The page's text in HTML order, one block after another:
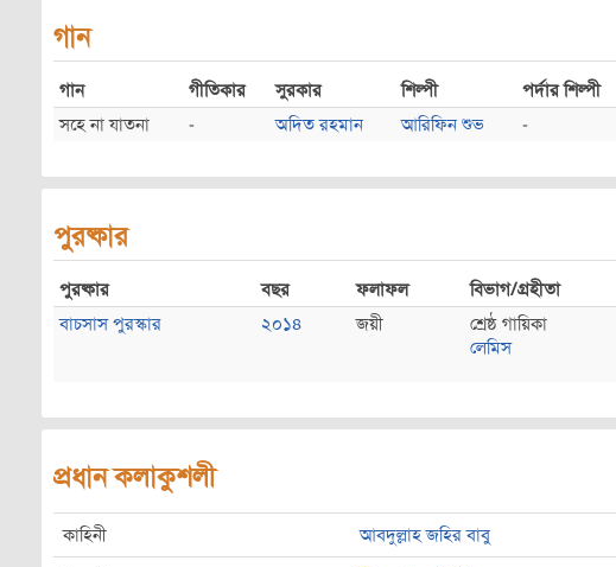
গান
গান গীতিকার সুরকার শিল্পী
পর্দার শিল্পী
সহে না যাতনা
- অদিত রহমান আরিফিন শুভ -
পুরষ্কার
পুরষ্কার বছর ফলাফল
বিভাগ/গ্রহীতা
বাচসাস পুরস্কার
২০১৪ জয়ী
শ্রেষ্ঠ গায়িকা
লেমিস
প্রধান কলাকুশলী
কাহিনী আবদুল্লাহ জহির বাবু